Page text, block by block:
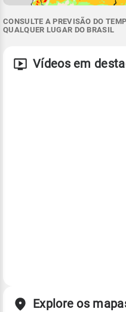
CONSULTE A PREVISÃO DO
QUALQUER LUGAR DO BRASIL
Vídeos em
Explore os